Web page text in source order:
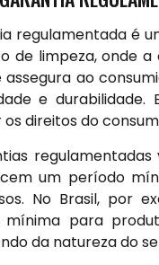
regulamentada é
de limpeza, onde
assegura ao
e
direitos do
um período
No Brasil, por
mínima para
da natureza do